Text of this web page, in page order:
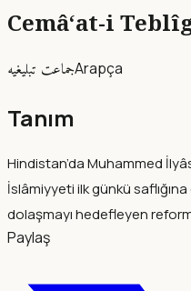
Cemâ‘at-i
جماعت تبليغيهArapça
Tanım
Hindistan’da Muhammed
İslâmiyyeti ilk günkü
dolaşmayı hedefleyen
Paylaş